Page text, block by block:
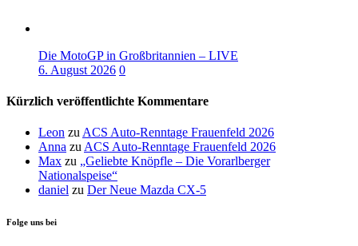
Die MotoGP in Großbritannien – LIVE
6. August 2026 0
Kürzlich veröffentlichte Kommentare
Leon zuACS Auto-Renntage Frauenfeld 2026
Anna zuACS Auto-Renntage Frauenfeld 2026
Max zu „Geliebte Knöpfle – Die Vorarlberger
Nationalspeise“
daniel zu Der Neue Mazda CX-5
Folge uns bei